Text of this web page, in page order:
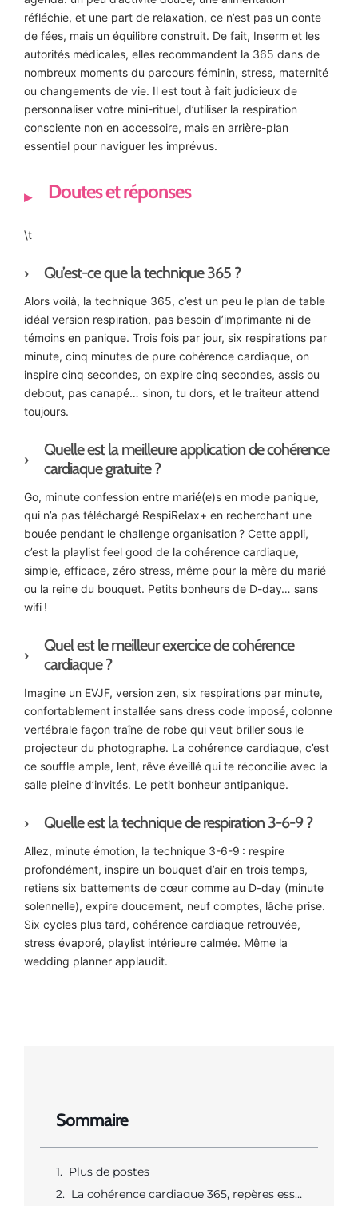
Sommaire
Plus de postes
La cohérence cardiaque 365, repères essentiels pour les femmes stressées
réfléchie, et une part de relaxation, ce n’est pas un conte
de fées, mais un équilibre construit. De fait, Inserm et les
autorités médicales, elles recommandent la 365 dans de
nombreux moments du parcours féminin, stress, maternité
ou changements de vie. Il est tout à fait judicieux de
personnaliser votre mini-rituel, d’utiliser la respiration
consciente non en accessoire, mais en arrière-plan
essentiel pour naviguer les imprévus.
Doutes et réponses
\t
Qu’est-ce que la technique 365 ?
Alors voilà, la technique 365, c’est un peu le plan de table
idéal version respiration, pas besoin d’imprimante ni de
témoins en panique. Trois fois par jour, six respirations par
minute, cinq minutes de pure cohérence cardiaque, on
inspire cinq secondes, on expire cinq secondes, assis ou
debout, pas canapé… sinon, tu dors, et le traiteur attend
toujours.
Quelle est la meilleure application de cohérence
cardiaque gratuite ?
Go, minute confession entre marié(e)s en mode panique,
qui n’a pas téléchargé RespiRelax+ en recherchant une
bouée pendant le challenge organisation ? Cette appli,
c’est la playlist feel good de la cohérence cardiaque,
simple, efficace, zéro stress, même pour la mère du marié
ou la reine du bouquet. Petits bonheurs de D-day… sans
wifi !
Quel est le meilleur exercice de cohérence
cardiaque ?
Imagine un EVJF, version zen, six respirations par minute,
confortablement installée sans dress code imposé, colonne
vertébrale façon traîne de robe qui veut briller sous le
projecteur du photographe. La cohérence cardiaque, c’est
ce souffle ample, lent, rêve éveillé qui te réconcilie avec la
salle pleine d’invités. Le petit bonheur antipanique.
Quelle est la technique de respiration 3-6-9 ?
Allez, minute émotion, la technique 3-6-9 : respire
profondément, inspire un bouquet d’air en trois temps,
retiens six battements de cœur comme au D-day (minute
solennelle), expire doucement, neuf comptes, lâche prise.
Six cycles plus tard, cohérence cardiaque retrouvée,
stress évaporé, playlist intérieure calmée. Même la
wedding planner applaudit.